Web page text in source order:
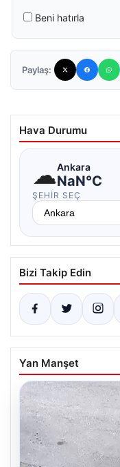
Beni hatırla
Paylaş:
Hava Durumu
☁Ankara
NaN°C
ŞEHIR SEÇ
Bizi Takip Edin
Yan Manşet